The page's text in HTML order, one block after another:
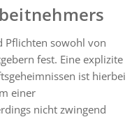
Pflichten sowohl von
fest. Eine explizite
ist hierbei
einer
nicht zwingend